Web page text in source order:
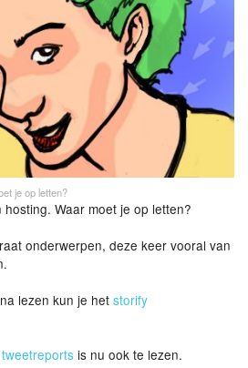
je op letten?
Waar moet je op letten?
onderwerpen, deze keer vooral van
lezen kun je het storify
is nu ook te lezen.